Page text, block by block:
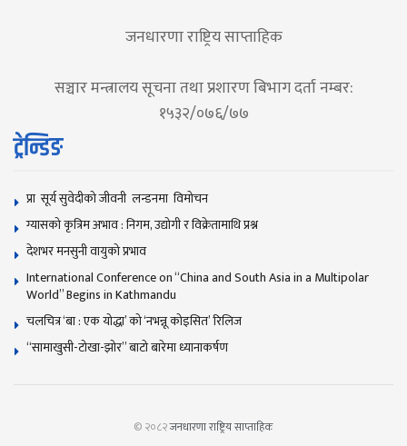
जनधारणा राष्ट्रिय साप्ताहिक
सञ्चार मन्त्रालय सूचना तथा प्रशारण बिभाग दर्ता नम्बर:
१५३२/०७६/७७
ट्रेन्डिङ
प्रा सूर्य सुवेदीको जीवनी लन्डनमा विमोचन
ग्यासको कृत्रिम अभाव : निगम, उद्योगी र विक्रेतामाथि प्रश्न
देशभर मनसुनी वायुको प्रभाव
International Conference on “China and South Asia in a Multipolar
World” Begins in Kathmandu
चलचित्र ‘बा : एक योद्धा’ को ‘नभन्नू कोइसित’ रिलिज
“सामाखुसी-टोखा-झोर” बाटो बारेमा ध्यानाकर्षण
© २०८२जनधारणा राष्ट्रिय साप्ताहिक